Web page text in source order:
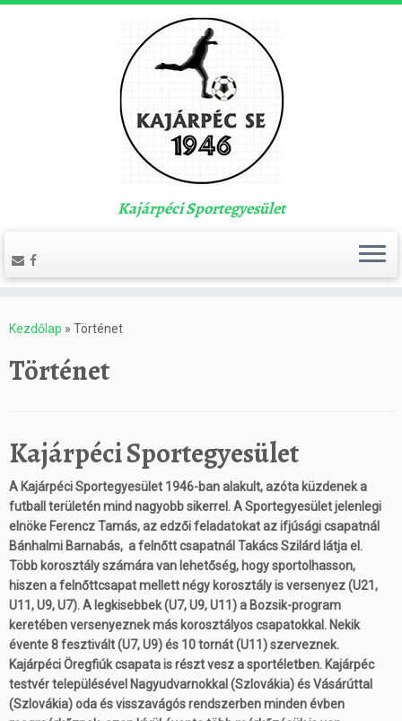
Kajárpéci Sportegyesület
Kezdőlap » Történet
Történet
Kajárpéci Sportegyesület
A Kajárpéci Sportegyesület 1946-ban alakult, azóta küzdenek a
futball területén mind nagyobb sikerrel. A Sportegyesület jelenlegi
elnöke Ferencz Tamás, az edzői feladatokat az ifjúsági csapatnál
Bánhalmi Barnabás, a felnőtt csapatnál Takács Szilárd látja el.
Több korosztály számára van lehetőség, hogy sportolhasson,
hiszen a felnőttcsapat mellett négy korosztály is versenyez (U21,
U11, U9, U7). A legkisebbek (U7, U9, U11) a Bozsik-program
keretében versenyeznek más korosztályos csapatokkal. Nekik
évente 8 fesztivált (U7, U9) és 10 tornát (U11) szerveznek.
Kajárpéci Öregfiúk csapata is részt vesz a sportéletben. Kajárpéc
testvér településével Nagyudvarnokkal (Szlovákia) és Vásárúttal
(Szlovákia) oda és visszavágós rendszerben minden évben